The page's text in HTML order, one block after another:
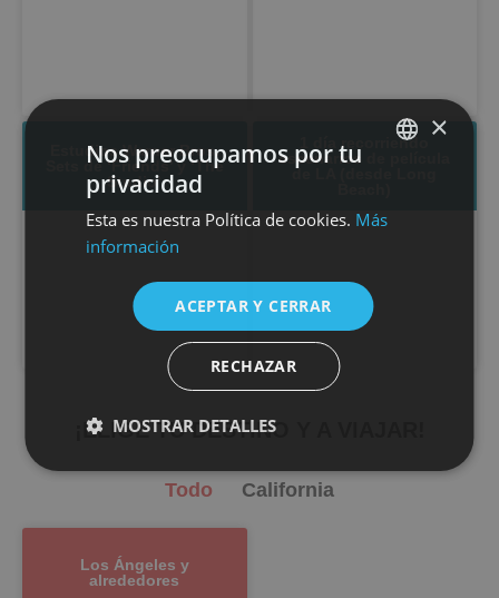
Estudios Warner Bros.
Sets de ‘Friends’ y ‘The
Studio’
1 día recorriendo
escenarios de película
de LA (desde Long
¡ELIGE TU DESTINO Y A VIAJAR!
Todo California
Los Ángeles y
alrededores
ENGLISH
×
Nos preocupamos por tu
privacidad
Esta es nuestra Política de cookies. Más
información
ACEPTAR Y CERRAR
RECHAZAR
MOSTRAR DETALLES